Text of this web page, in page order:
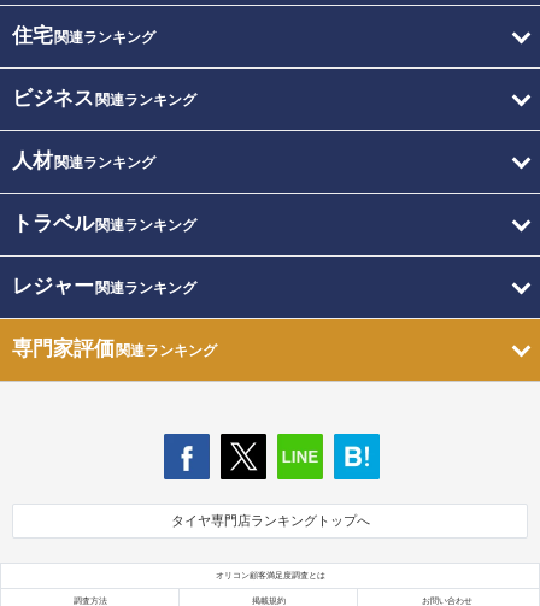
住宅関連ランキング
ビジネス 関連ランキング
人材関連ランキング
トラベル関連ランキング
レジャー関連ランキング
専門家評価関連ランキング
タイヤ専門店ランキングトップへ
オリコン顧客満足度調査とは
調査方法 掲載規約 お問い合わせ